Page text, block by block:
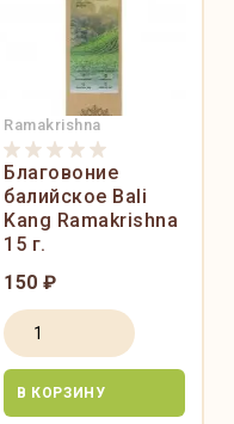
Ramakrishna
Благовоние
балийское Bali
Kang Ramakrishna
15 г.
150 ₽
В КОРЗИНУ